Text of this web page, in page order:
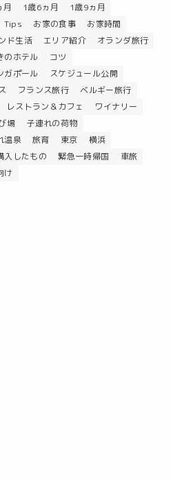
月 1歳6ヵ月
1歳9ヵ月
Tips お家の食事
お家時間
ド生活 エリア紹介
オランダ旅行
のホテル
コツ
ガポール
スケジュール公開
フランス旅行
ベルギー旅行
レストラン＆カフェ
ワイナリー
場
子連れの荷物
温泉 旅育 東京
横浜
入したもの 緊急一時帰国
車旅
け